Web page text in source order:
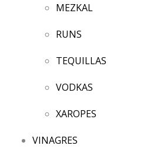
MEZKAL
RUNS
TEQUILLAS
VODKAS
XAROPES
VINAGRES